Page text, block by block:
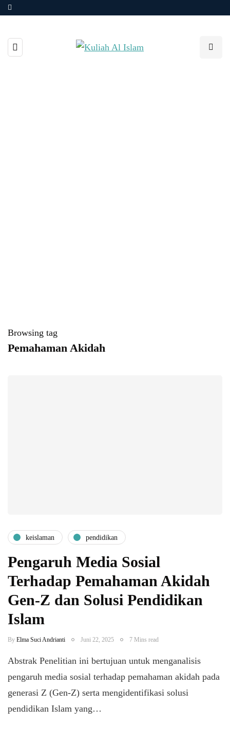
Browsing tag
Pemahaman Akidah
keislaman pendidikan
Pengaruh Media Sosial
Terhadap Pemahaman Akidah
Gen-Z dan Solusi Pendidikan
Islam
By Elma Suci Andrianti Juni 22, 2025 7 Mins read
Abstrak Penelitian ini bertujuan untuk menganalisis
pengaruh media sosial terhadap pemahaman akidah pada
generasi Z (Gen-Z) serta mengidentifikasi solusi
pendidikan Islam yang…